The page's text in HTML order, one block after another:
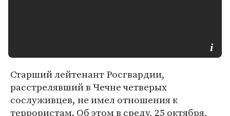
Старший лейтенант Росгвардии,
расстрелявший в Чечне четверых
сослуживцев, не имел отношения к
террористам. Об этом в среду, 25 октября,